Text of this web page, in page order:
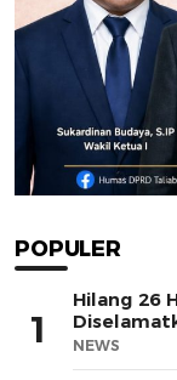
POPULER
1
Hilang 26
NEWS